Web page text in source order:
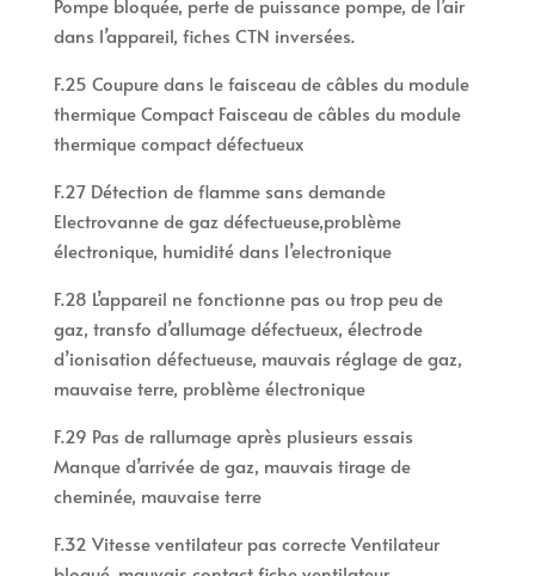
Pompe bloquée, perte de puissance pompe, de l’air
dans l’appareil, fiches CTN inversées.
F.25 Coupure dans le faisceau de câbles du module
thermique Compact Faisceau de câbles du module
thermique compact défectueux
F.27 Détection de flamme sans demande
Electrovanne de gaz défectueuse,problème
électronique, humidité dans l’electronique
F.28 L’appareil ne fonctionne pas ou trop peu de
gaz, transfo d’allumage défectueux, électrode
d’ionisation défectueuse, mauvais réglage de gaz,
mauvaise terre, problème électronique
F.29 Pas de rallumage après plusieurs essais
Manque d’arrivée de gaz, mauvais tirage de
cheminée, mauvaise terre
F.32 Vitesse ventilateur pas correcte Ventilateur